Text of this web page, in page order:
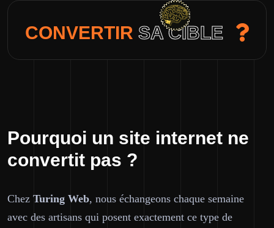
CONVERTIR SA CIBLE
Pourquoi un site internet ne
convertit pas ?
Chez Turing Web, nous échangeons chaque semaine
avec des artisans qui posent exactement ce type de